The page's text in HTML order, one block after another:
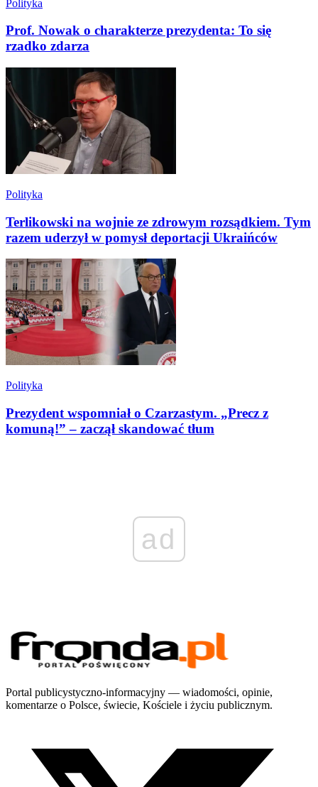
Polityka
Prof. Nowak o charakterze prezydenta: To się
rzadko zdarza
Polityka
Terlikowski na wojnie ze zdrowym rozsądkiem. Tym
razem uderzył w pomysł deportacji Ukraińców
Polityka
Prezydent wspomniał o Czarzastym. „Precz z
komuną!” – zaczął skandować tłum
ad
Portal publicystyczno-informacyjny — wiadomości, opinie,
komentarze o Polsce, świecie, Kościele i życiu publicznym.